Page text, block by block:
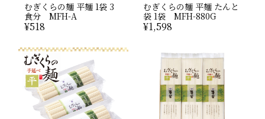
むぎくらの麺 平麺 1袋 3
食分 MFH-A
¥518
むぎくらの麺 平麺 たんと
袋 1袋 MFH-880G
¥1,598